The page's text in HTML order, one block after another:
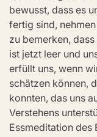
bewusst, dass es
fertig sind,
zu bemerken,
ist jetzt leer und
erfüllt uns, wenn
schätzen können,
konnten, das uns
Verstehens
Essmeditation des